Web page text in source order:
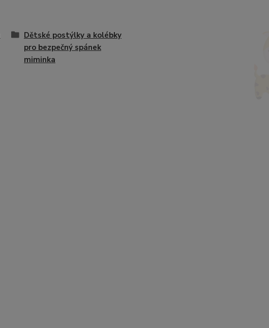
Dětské postýlky a kolébky
pro bezpečný spánek
miminka